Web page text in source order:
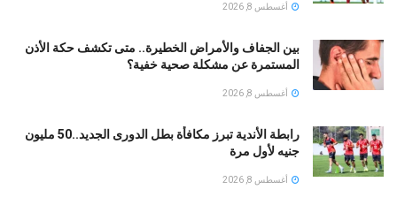
أغسطس 8, 2026
بين الجفاف والأمراض الخطيرة.. متى تكشف حكة الأذن
المستمرة عن مشكلة صحية خفية؟
أغسطس 8, 2026
رابطة الأندية تبرز مكافأة بطل الدورى الجديد..50 مليون
جنيه لأول مرة
أغسطس 8, 2026